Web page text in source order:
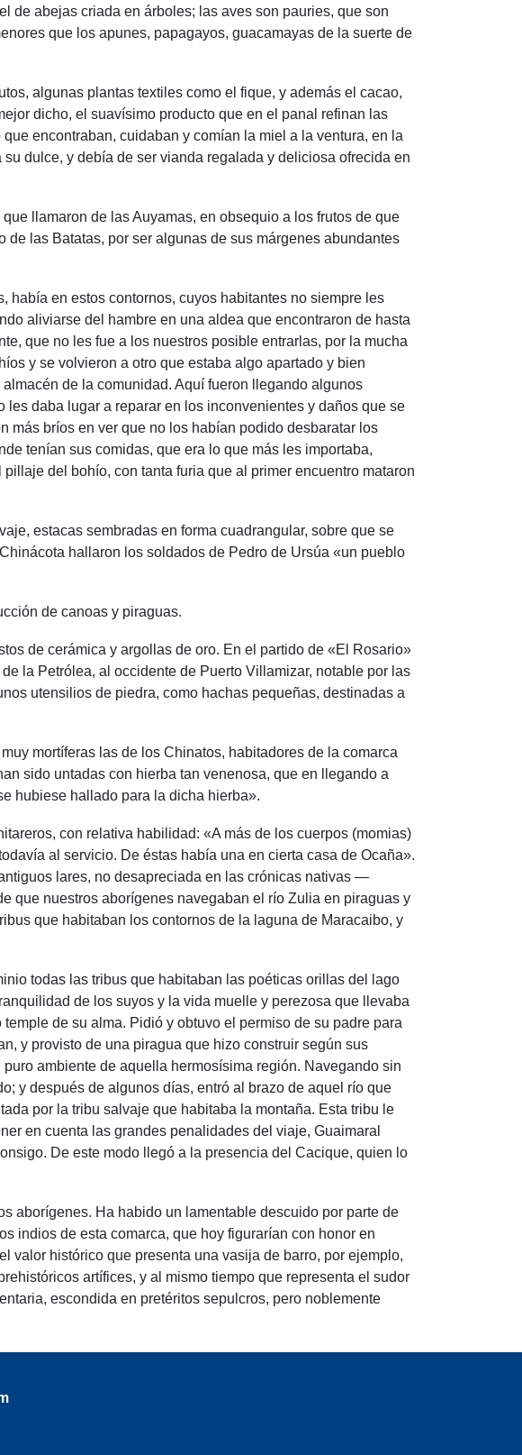
abejas criada en árboles; las aves son pauries, que son
que los apunes, papagayos, guacamayas de la suerte de
algunas plantas textiles como el fique, y además el cacao,
dicho, el suavísimo producto que en el panal refinan las
encontraban, cuidaban y comían la miel a la ventura, en la
dulce, y debía de ser vianda regalada y deliciosa ofrecida en
llamaron de las Auyamas, en obsequio a los frutos de que
las Batatas, por ser algunas de sus márgenes abundantes
en estos contornos, cuyos habitantes no siempre les
aliviarse del hambre en una aldea que encontraron de hasta
que no les fue a los nuestros posible entrarlas, por la mucha
y se volvieron a otro que estaba algo apartado y bien
de la comunidad. Aquí fueron llegando algunos
daba lugar a reparar en los inconvenientes y daños que se
más bríos en ver que no los habían podido desbaratar los
tenían sus comidas, que era lo que más les importaba,
del bohío, con tanta furia que al primer encuentro mataron
estacas sembradas en forma cuadrangular, sobre que se
hallaron los soldados de Pedro de Ursúa «un pueblo
de canoas y piraguas.
de cerámica y argollas de oro. En el partido de «El Rosario»
la Petrólea, al occidente de Puerto Villamizar, notable por las
utensilios de piedra, como hachas pequeñas, destinadas a
mortíferas las de los Chinatos, habitadores de la comarca
sido untadas con hierba tan venenosa, que en llegando a
hubiese hallado para la dicha hierba».
con relativa habilidad: «A más de los cuerpos (momias)
al servicio. De éstas había una en cierta casa de Ocaña».
lares, no desapreciada en las crónicas nativas —
que nuestros aborígenes navegaban el río Zulia en piraguas y
que habitaban los contornos de la laguna de Maracaibo, y
todas las tribus que habitaban las poéticas orillas del lago
de los suyos y la vida muelle y perezosa que llevaba
de su alma. Pidió y obtuvo el permiso de su padre para
y provisto de una piragua que hizo construir según sus
ambiente de aquella hermosísima región. Navegando sin
y después de algunos días, entró al brazo de aquel río que
por la tribu salvaje que habitaba la montaña. Esta tribu le
en cuenta las grandes penalidades del viaje, Guaimaral
De este modo llegó a la presencia del Cacique, quien lo
aborígenes. Ha habido un lamentable descuido por parte de
indios de esta comarca, que hoy figurarían con honor en
valor histórico que presenta una vasija de barro, por ejemplo,
artífices, y al mismo tiempo que representa el sudor
escondida en pretéritos sepulcros, pero noblemente